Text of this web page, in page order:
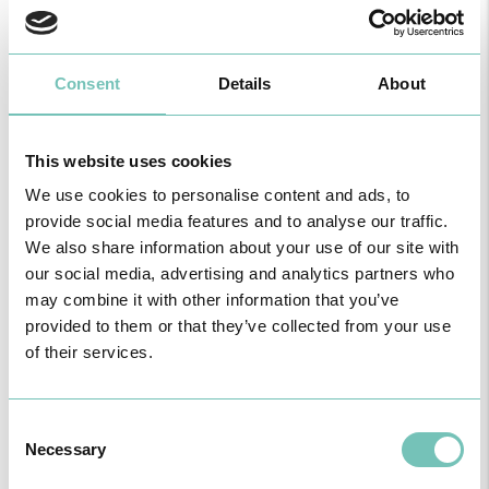
Consent Details About
This website uses cookies
We use cookies to personalise content and ads, to
provide social media features and to analyse our traffic.
We also share information about your use of our site with
our social media, advertising and analytics partners who
may combine it with other information that you’ve
provided to them or that they’ve collected from your use
of their services.
Selection
Necessary
O GRUPO HPA AGORA É CUF: JUNTOS E CADA VEZ MAIS
PRÓXIMOS.
Para cuidar de si no Algarve, Alentejo e Madeira